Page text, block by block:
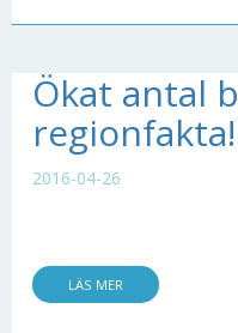
Ökat antal
regionfakta!
2016-04-26
LÄS MER